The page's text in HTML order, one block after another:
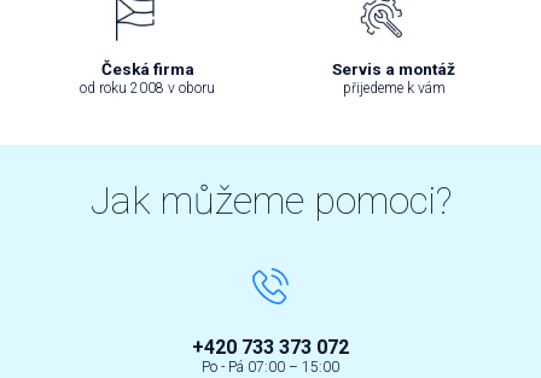
Česká firma
od roku 2008 v oboru
Servis a montáž
přijedeme k vám
Jak můžeme pomoci?
+420 733 373 072
Po - Pá 07:00 – 15:00